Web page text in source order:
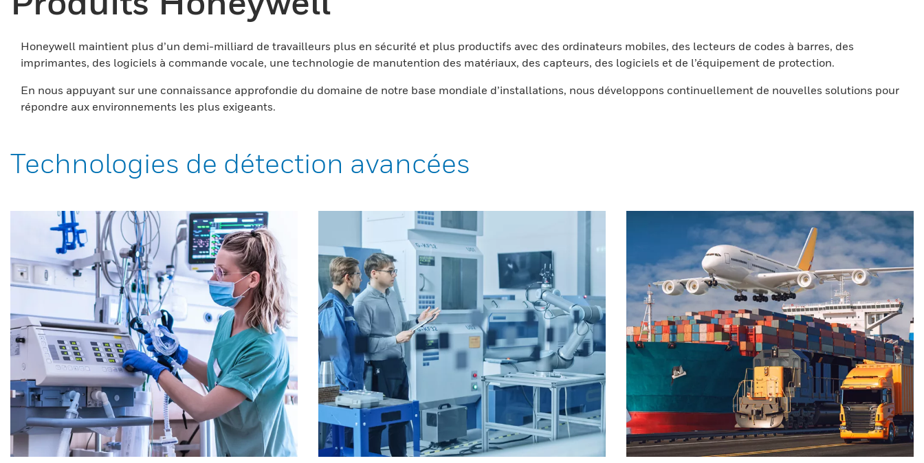
Honeywell maintient plus d’un demi-milliard de travailleurs plus en sécurité et plus productifs avec des ordinateurs mobiles, des lecteurs de codes à barres, des
imprimantes, des logiciels à commande vocale, une technologie de manutention des matériaux, des capteurs, des logiciels et de l’équipement de protection.
En nous appuyant sur une connaissance approfondie du domaine de notre base mondiale d’installations, nous développons continuellement de nouvelles solutions pour
répondre aux environnements les plus exigeants.
Technologies de détection avancées